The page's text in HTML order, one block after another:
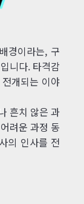
경이라는, 구
니다. 타격감
개되는 이야
흔치 않은 과
려운 과정 동
의 인사를 전